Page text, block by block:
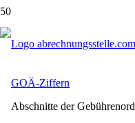
GOÄ Ziffern:
GOÄ-Ziffern
Abschnitte der